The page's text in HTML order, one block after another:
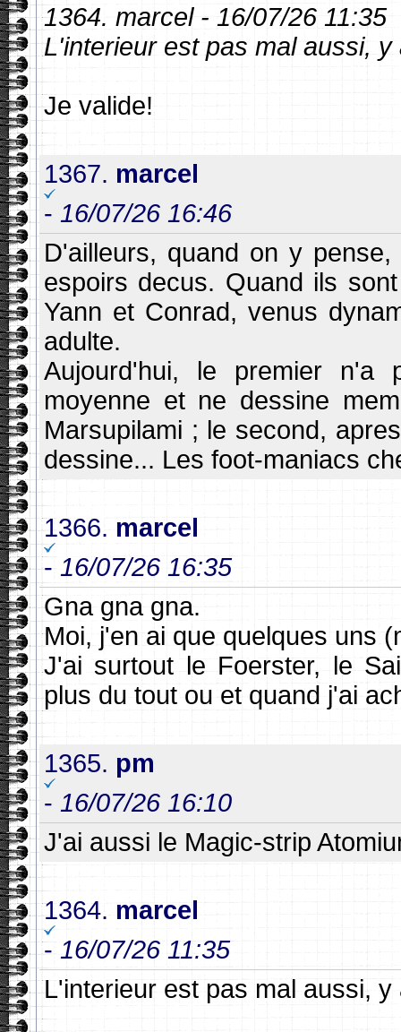
1364. marcel - 16/07/26 11:35
L'interieur est pas mal aussi, y
Je valide!
1367. marcel
- 16/07/26 16:46
D'ailleurs, quand on y
espoirs decus. Quand ils
Yann et Conrad, venus
adulte.
Aujourd'hui, le premier n'a
moyenne et ne dessine
Marsupilami ; le second,
dessine... Les foot-maniacs
1366. marcel
- 16/07/26 16:35
Gna gna gna.
Moi, j'en ai que quelques uns
J'ai surtout le Foerster, le
plus du tout ou et quand j'ai
1365. pm
- 16/07/26 16:10
J'ai aussi le Magic-strip
1364. marcel
- 16/07/26 11:35
L'interieur est pas mal aussi, y